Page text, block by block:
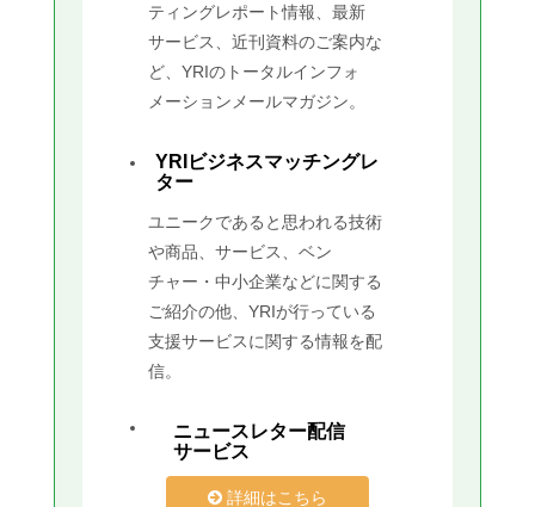
ティングレポート情報、最新
サービス、近刊資料のご案内な
ど、YRIのトータルインフォ
メーションメールマガジン。
YRIビジネスマッチングレ
ター
ユニークであると思われる技術
や商品、サービス、ベン
チャー・中小企業などに関する
ご紹介の他、YRIが行っている
支援サービスに関する情報を配
信。
ニュースレター配信
サービス
詳細はこちら